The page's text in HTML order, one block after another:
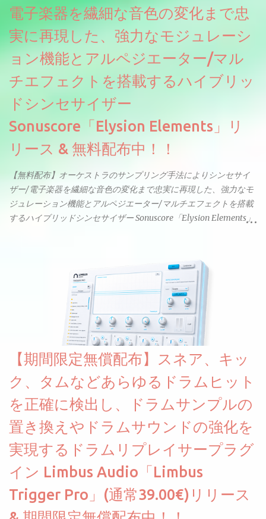
電子楽器を繊細な音色の変化まで忠
実に再現した、強力なモジュレーシ
ョン機能とアルペジエーター/マル
チエフェクトを搭載するハイブリッ
ドシンセサイザー
Sonuscore「Elysion Elements」リ
リース & 無料配布中！！
【無料配布】オーケストラのサンプリング手法によりシンセサイ
ザー/電子楽器を繊細な音色の変化まで忠実に再現した、強力なモ
ジュレーション機能とアルペジエーター/マルチエフェクトを搭載
するハイブリッドシンセサイザー Sonuscore「Elysion Elements」
えるようになっています。総容量も7GBを超えます。複数の設定に
より音色が作りこまれているため、あらかじめアルペジオがプロ
グラムされているプリセットも多いですが、アルペジオを切るこ
とももちろんできます。 ほとんどのシンセライブラリは、音を一
度サンプリングしてベロシティで音量を調整します。 しかし、
ELYSIONは違います。ビンテージシンセを含む様々な音源から、
複数のベロシティレイヤーにわたって録音し、各レイヤーを整形
することで、弱く演奏した場合と強く演奏した場合で、全く異な
る音色が得られます。単に音量を変えただけの同じ音ではありま
せん。
【期間限定無償配布】スネア、キッ
ク、タムなどあらゆるドラムヒット
を正確に検出し、ドラムサンプルの
置き換えやドラムサウンドの強化を
実現するドラムリプレイサープラグ
イン Limbus Audio「Limbus
Trigger Pro」(通常39.00€)リリース